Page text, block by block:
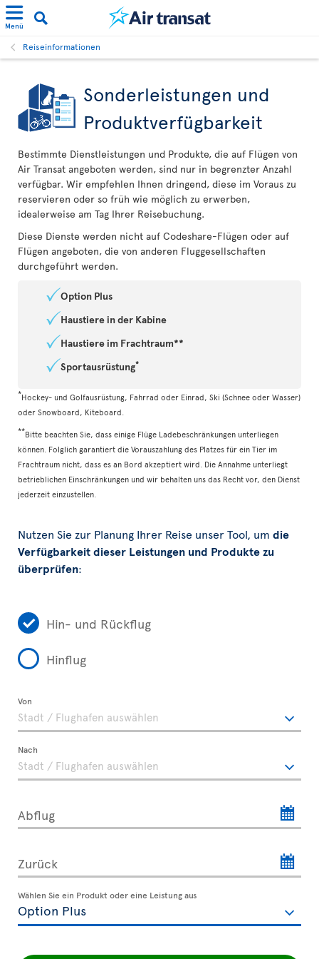
Menü
Reiseinformationen
Sonderleistungen und
Produktverfügbarkeit
Bestimmte Dienstleistungen und Produkte, die auf Flügen von
Air Transat angeboten werden, sind nur in begrenzter Anzahl
verfügbar. Wir empfehlen Ihnen dringend, diese im Voraus zu
reservieren oder so früh wie möglich zu erwerben,
idealerweise am Tag Ihrer Reisebuchung.
Diese Dienste werden nicht auf Codeshare-Flügen oder auf
Flügen angeboten, die von anderen Fluggesellschaften
durchgeführt werden.
Option Plus
Haustiere in der Kabine
Haustiere im Frachtraum**
Sportausrüstung*
*Hockey- und Golfausrüstung, Fahrrad oder Einrad, Ski (Schnee oder Wasser)
oder Snowboard, Kiteboard.
**Bitte beachten Sie, dass einige Flüge Ladebeschränkungen unterliegen
können. Folglich garantiert die Vorauszahlung des Platzes für ein Tier im
Frachtraum nicht, dass es an Bord akzeptiert wird. Die Annahme unterliegt
betrieblichen Einschränkungen und wir behalten uns das Recht vor, den Dienst
jederzeit einzustellen.
Nutzen Sie zur Planung Ihrer Reise unser Tool, um die
Verfügbarkeit dieser Leistungen und Produkte zu
überprüfen:
Hin- und Rückflug
Hinflug
Von
Nach
Abflug
Zurück
Wählen Sie ein Produkt oder eine Leistung aus